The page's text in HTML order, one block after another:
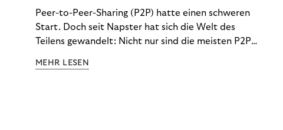
Peer-to-Peer-Sharing (P2P) hatte einen schweren
Start. Doch seit Napster hat sich die Welt des
Teilens gewandelt: Nicht nur sind die meisten P2P-
wird, hat sich geändert. Das bietet Unternehmen
MEHR LESEN